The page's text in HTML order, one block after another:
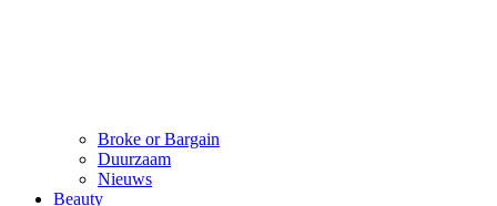
Broke or Bargain
Duurzaam
Nieuws
Beauty